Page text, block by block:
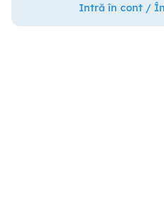
Intră în cont /